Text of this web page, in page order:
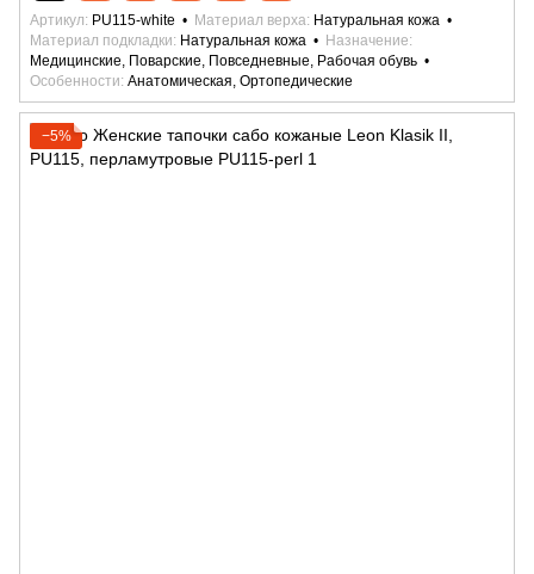
Артикул PU115-white Материал верха Натуральная кожа
Материал подкладки
Натуральная кожа
Назначение
Медицинские, Поварские, Повседневные, Рабочая обувь
Особенности Анатомическая, Ортопедические
−5%